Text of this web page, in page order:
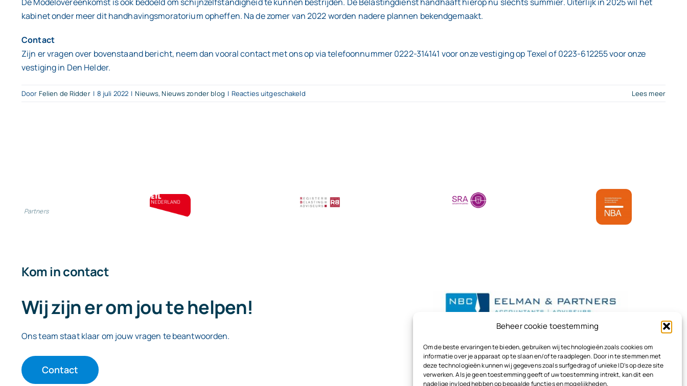
Beheer cookie toestemming
Om de beste ervaringen te bieden, gebruiken wij technologieën zoals cookies om
informatie over je apparaat op te slaan en/of te raadplegen. Door in te stemmen met
deze technologieën kunnen wij gegevens zoals surfgedrag of unieke ID's op deze site
verwerken. Als je geen toestemming geeft of uw toestemming intrekt, kan dit een
nadelige invloed hebben op bepaalde functies en mogelijkheden.
kabinet onder meer dit handhavingsmoratorium opheffen. Na de zomer van 2022 worden nadere plannen bekendgemaakt.
Contact
Zijn er vragen over bovenstaand bericht, neem dan vooral contact met ons op via telefoonnummer 0222-314141 voor onze vestiging op Texel of 0223-612255 voor onze
vestiging in Den Helder.
Door Felien de Ridder | 8 juli 2022 | Nieuws,Nieuws zonder blog | Reacties uitgeschakeldvoor
nog
Lees meer
Partners
Kom in contact
Wij zijn er om jou te helpen!
Ons team staat klaar om jouw vragen te beantwoorden.
Contact